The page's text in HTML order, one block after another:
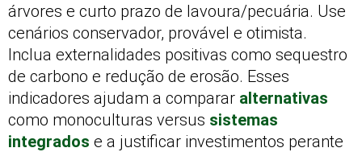
árvores e curto prazo de lavoura/pecuária. Use
cenários conservador, provável e otimista.
Inclua externalidades positivas como sequestro
de carbono e redução de erosão. Esses
indicadores ajudam a comparar alternativas
como monoculturas versus sistemas
integrados e a justificar investimentos perante